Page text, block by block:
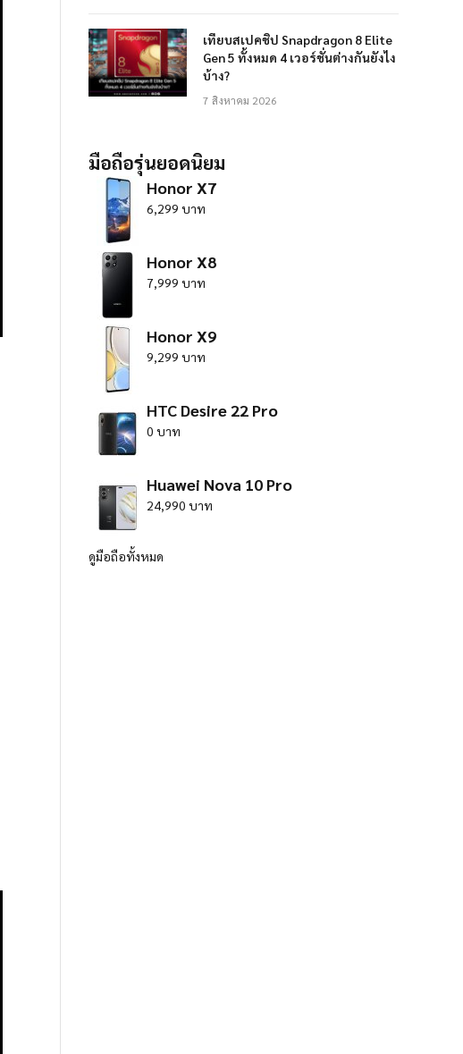
เทียบสเปคชิป Snapdragon 8 Elite
Gen 5 ทั้งหมด 4 เวอร์ชั่นต่างกันยังไง
บ้าง?
7 สิงหาคม 2026
มือถือรุ่นยอดนิยม
Honor X7
6,299 บาท
Honor X8
7,999 บาท
Honor X9
9,299 บาท
HTC Desire 22 Pro
0 บาท
Huawei Nova 10 Pro
24,990 บาท
ดูมือถือทั้งหมด